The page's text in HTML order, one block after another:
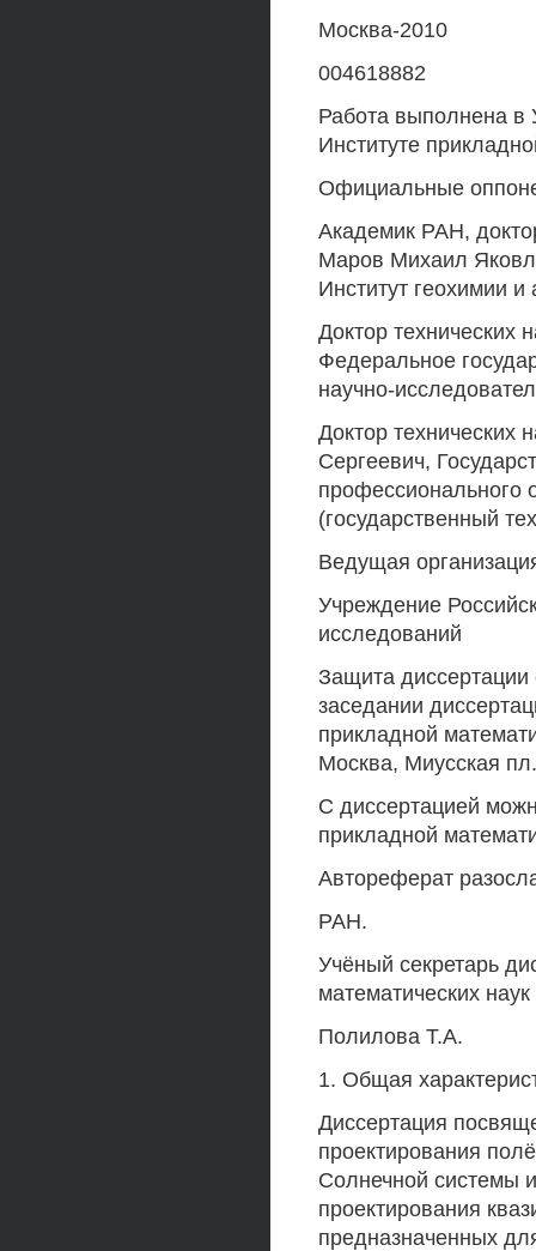
Москва-2010
004618882
Работа выполнена в
Институте
Официальные
Академик РАН,
Маров Михаил
Институт геохимии
Доктор технических
Федеральное
научно-
Доктор технических
Сергеевич,
профессионального
(государственный
Ведущая
Учреждение
исследований
Защита диссертации
заседании
прикладной
Москва, Миусская
С диссертацией
прикладной
Автореферат
РАН.
Учёный секретарь
математических наук
Полилова Т.А.
1. Общая
Диссертация
проектирования
Солнечной системы
проектирования
предназначенных